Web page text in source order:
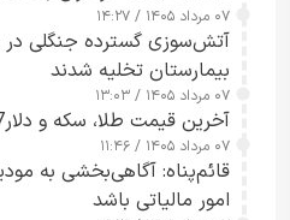
۰۷ مرداد ۱۴۰۵ / ۱۴:۲۷
آتش‌سوزی گسترده جنگلی در
بیمارستان تخلیه شدند
۰۷ مرداد ۱۴۰۵ / ۱۳:۰۳
آخرین قیمت طلا، سکه و دلار7مرداد1405
۰۷ مرداد ۱۴۰۵ / ۱۱:۴۶
قائم‌پناه: آگاهی‌بخشی به
امور مالیاتی باشد